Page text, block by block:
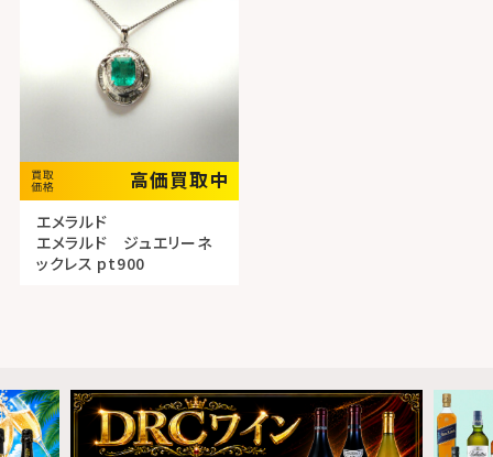
高価買取中
エメラルド
エメラルド ジュエリーネ
ックレス pt900